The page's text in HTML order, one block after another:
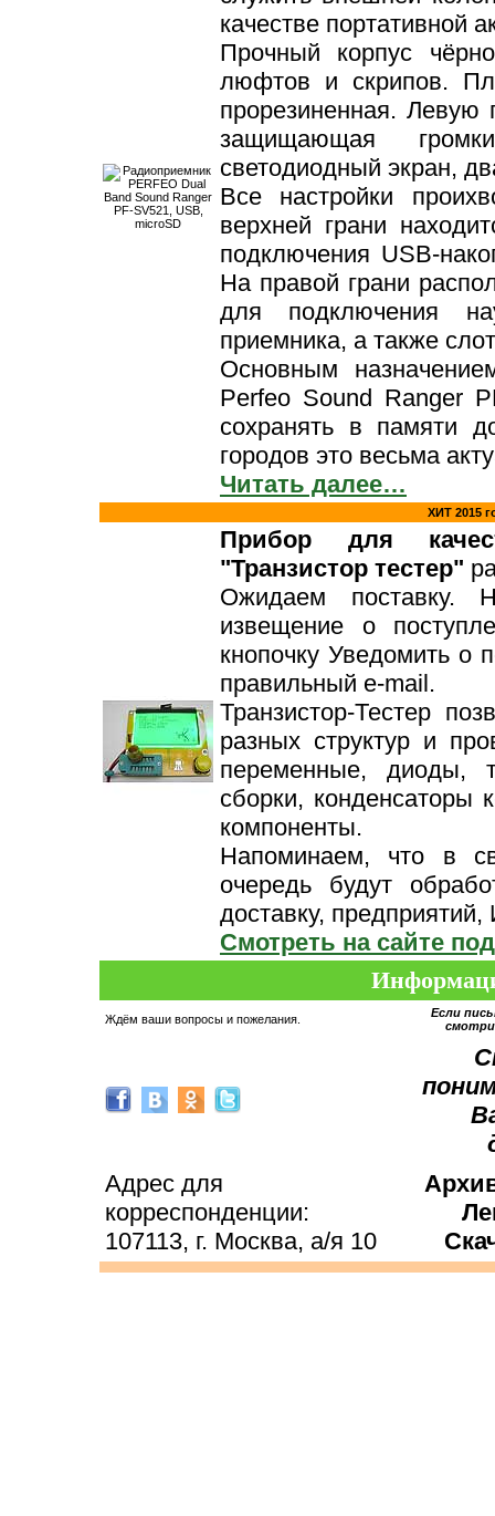
качестве портативной
Прочный корпус
люфтов и скрипов.
прорезиненная. Левую
защищающая
светодиодный экран,
Все настройки
верхней грани
подключения USB-
На правой грани
для подключения
приемника, а также
Основным
Perfeo Sound Ranger
сохранять в памяти
городов это весьма
Читать далее…
ХИТ 2015
Прибор для
"Транзистор тестер"
Ожидаем поставку.
извещение о
кнопочку Уведомить о
правильный e-mail.
Транзистор-Тестер
разных структур и
переменные, диоды,
сборки, конденсаторы
компоненты.
Напоминаем, что в
очередь будут
доставку,
Смотреть на сайте
Ждём ваши вопросы и пожелания.
Если
Адрес для
корреспонденции:
107113, г. Москва, а/я 10